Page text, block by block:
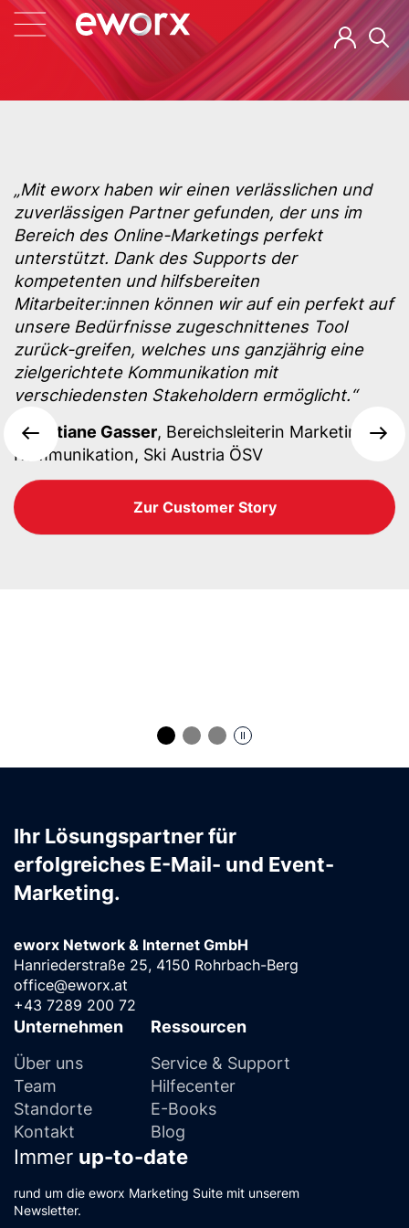
„Mit eworx haben wir einen verlässlichen und
zuverlässigen Partner gefunden, der uns im
Bereich des Online-Marketings perfekt
unterstützt. Dank des Supports der
kompetenten und hilfsbereiten
Mitarbeiter:innen können wir auf ein perfekt auf
unsere Bedürfnisse zugeschnittenes Tool
zurück-greifen, welches uns ganzjährig eine
zielgerichtete Kommunikation mit
verschiedensten Stakeholdern ermöglicht.“
Christiane Gasser, Bereichsleiterin Marketing &
Kommunikation, Ski Austria ÖSV
Zur Customer Story
Ihr Lösungspartner für
erfolgreiches E-Mail- und Event-
Marketing.
eworx Network & Internet GmbH
Hanriederstraße 25, 4150 Rohrbach-Berg
office@eworx.at
+43 7289 200 72
Unternehmen
Über uns
Team
Standorte
Kontakt
Ressourcen
Service & Support
Hilfecenter
E-Books
Blog
Immer up-to-date
rund um die eworx Marketing Suite mit unserem
Newsletter.